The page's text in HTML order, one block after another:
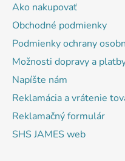
Ako nakupovať
Obchodné podmienky
Podmienky ochrany
Možnosti dopravy a
Napíšte nám
Reklamácia a vrátenie
Reklamačný formulár
SHS JAMES web